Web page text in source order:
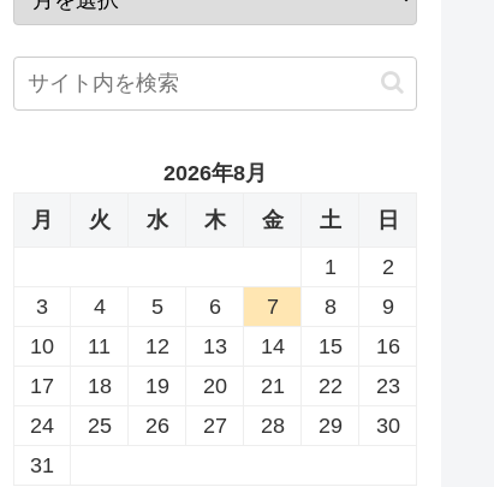
2026年8月
月
火 水 木 金 土
日
1
2
3
4 5 6 7 8
9
10
11 12 13 14 15
16
17
18 19 20 21 22
23
24
25 26 27 28 29
30
31